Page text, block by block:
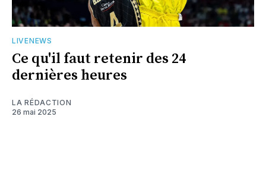
LIVENEWS
Ce qu'il faut retenir des 24
dernières heures
LA RÉDACTION
26 mai 2025